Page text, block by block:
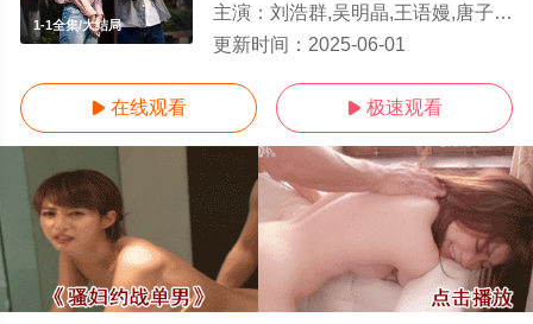
1-1全集/大结局
主演： 刘浩群,吴明晶,王语嫚,唐子皓,彭渤,孟鹏,甘霖,王义钦,端木艺晨,张爱
更新时间： 2025-06-01
 在线观看  极速观看